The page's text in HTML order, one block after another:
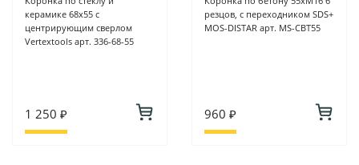
керамике 68х55 с
центрирующим сверлом
Vertextools арт. 336-68-55
1 250 ₽
резцов, с переходником SDS+
MOS-DISTAR арт. MS-CBT55
960 ₽